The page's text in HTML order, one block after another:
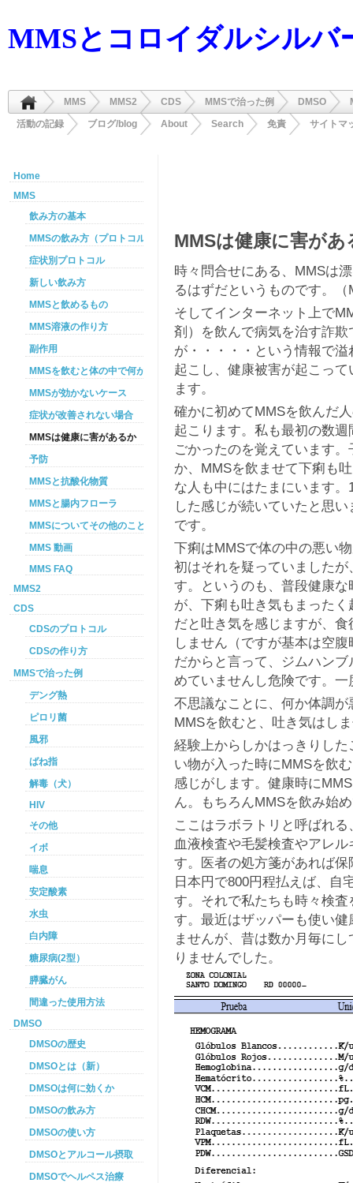
MMSとコロイダルシルバ
MMS MMS2 CDS MMSで治った例 DMSO
活動の記録
ブログ/blog About Search 免責 サイトマ
MMSは健康に害があ
時々問合せにある、MMSは
るはずだというものです。
そしてインターネット上で
剤）を飲んで病気を治す詐
が・・・・・という情報で
起こし、健康被害が起こっ
ます。
確かに初めてMMSを飲んだ
起こります。私も最初の数
ごかったのを覚えています
か、MMSを飲ませて下痢も
な人も中にはたまにいます
した感じが続いていたと思
です。
下痢はMMSで体の中の悪い
初はそれを疑っていました
す。というのも、普段健康
が、下痢も吐き気もまった
だと吐き気を感じますが、
しません（ですが基本は空
だからと言って、ジムハン
めていませんし危険です。
不思議なことに、何か体調
MMSを飲むと、吐き気はし
経験上からしかはっきりし
い物が入った時にMMSを飲
感じがします。健康時に
ん。もちろんMMSを飲み始
ここはラボラトリと呼ばれ
血液検査や毛髪検査やアレ
す。医者の処方箋があれば
日本円で800円程払えば、自
す。それで私たちも時々検
す。最近はザッパーも使い
ませんが、昔は数か月毎に
りませんでした。
Home
MMS
飲み方の基本
MMSの飲み方（プロトコル）
症状別プロトコル
新しい飲み方
MMSと飲めるもの
MMS溶液の作り方
副作用
MMSを飲むと体の中で何が起こるか
MMSが効かないケース
症状が改善されない場合
MMSは健康に害があるか
予防
MMSと抗酸化物質
MMSと腸内フローラ
MMSについてその他のこと
MMS 動画
MMS FAQ
MMS2
CDS
CDSのプロトコル
CDSの作り方
MMSで治った例
デング熱
ピロリ菌
風邪
ばね指
解毒（犬）
HIV
その他
イボ
喘息
安定酸素
水虫
白内障
糖尿病(2型）
膵臓がん
間違った使用方法
DMSO
DMSOの歴史
DMSOとは（新）
DMSOは何に効くか
DMSOの飲み方
DMSOの使い方
DMSOとアルコール摂取
DMSOでヘルペス治療